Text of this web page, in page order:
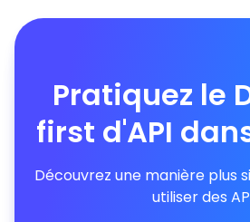
Pratiquez le
first d'API
Découvrez une manière plus
utiliser des